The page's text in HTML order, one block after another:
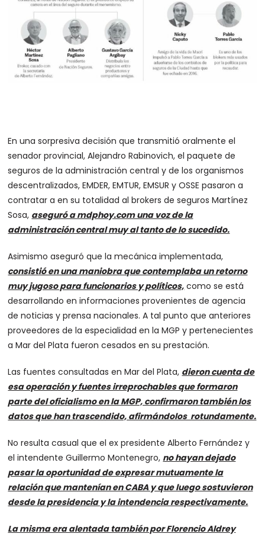
En una sorpresiva decisión que transmitió oralmente el
senador provincial, Alejandro Rabinovich, el paquete de
seguros de la administración central y de los organismos
descentralizados, EMDER, EMTUR, EMSUR y OSSE pasaron a
contratar a en su totalidad al brokers de seguros Martínez
Sosa, aseguró a mdphoy.com una voz de la
administración central muy al tanto de lo sucedido.
Asimismo aseguró que la mecánica implementada,
consistió en una maniobra que contemplaba un retorno
muy jugoso para funcionarios y políticos, como se está
desarrollando en informaciones provenientes de agencia
de noticias y prensa nacionales. A tal punto que anteriores
proveedores de la especialidad en la MGP y pertenecientes
a Mar del Plata fueron cesados en su prestación.
Las fuentes consultadas en Mar del Plata, dieron cuenta de
esa operación y fuentes irreprochables que formaron
parte del oficialismo en la MGP, confirmaron también los
datos que han trascendido, afirmándolos rotundamente.
No resulta casual que el ex presidente Alberto Fernández y
el intendente Guillermo Montenegro, no hayan dejado
pasar la oportunidad de expresar mutuamente la
relación que mantenían en CABA y que luego sostuvieron
desde la presidencia y la intendencia respectivamente.
La misma era alentada también por Florencio Aldrey